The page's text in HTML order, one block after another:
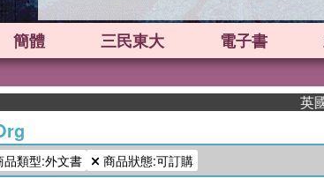
簡體 三民東大 電子書
英
品類型:外文書 商品狀態:可訂購